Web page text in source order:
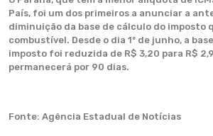
País, foi um dos primeiros a anunciar a
diminuição da base de cálculo do imposto
combustível. Desde o dia 1º de junho, a
imposto foi reduzida de R$ 3,20 para R$
permanecerá por 90 dias.
Fonte: Agência Estadual de Notícias